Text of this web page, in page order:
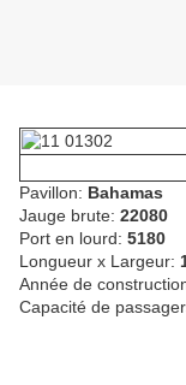
Pavillon: Bahamas
Jauge brute: 22080
Port en lourd: 5180
Longueur x Largeur:
Année de
Capacité de